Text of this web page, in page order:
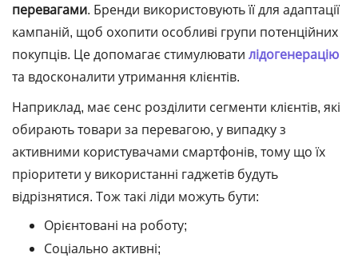
перевагами. Бренди використовують її для адаптації
кампаній, щоб охопити особливі групи потенційних
покупців. Це допомагає стимулювати лідогенерацію
та вдосконалити утримання клієнтів.
Наприклад, має сенс розділити сегменти клієнтів, які
обирають товари за перевагою, у випадку з
активними користувачами смартфонів, тому що їх
пріоритети у використанні гаджетів будуть
відрізнятися. Тож такі ліди можуть бути:
Орієнтовані на роботу;
Соціально активні;